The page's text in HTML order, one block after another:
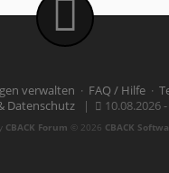
verwalten · FAQ / Hilfe·
Datenschutz | 10.08.2026
CBACK Forum © 2026 CBACK